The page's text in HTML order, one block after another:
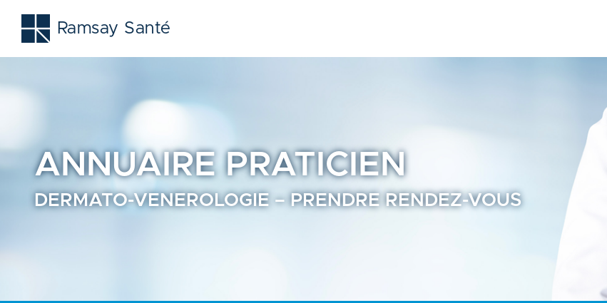
Ramsay Santé
ANNUAIRE PRATICIEN
DERMATO-VENEROLOGIE – PRENDRE RENDEZ-VOUS